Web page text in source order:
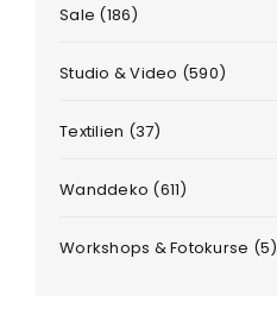
Sale (186)
Studio & Video (590)
Textilien (37)
Wanddeko (611)
Workshops & Fotokurse (5)